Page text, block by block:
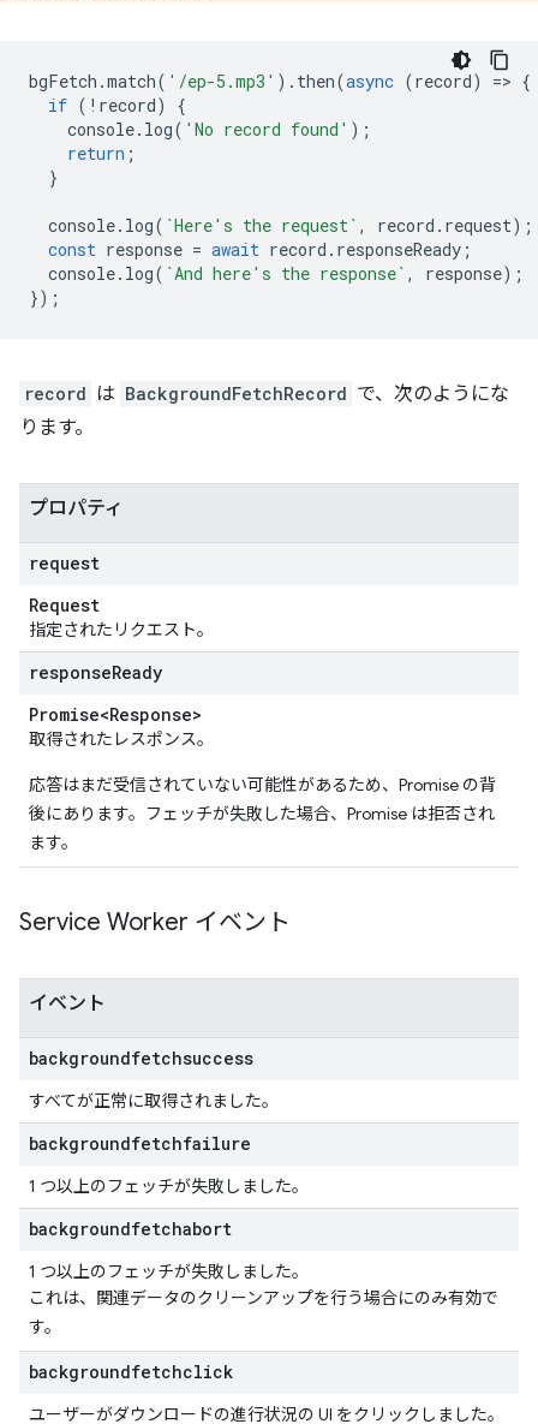
bgFetch .match( '/ep-5.mp3' ). then(async (record) => {
if ( ! record)
{
console. log( 'No record found' );
return ;
}
console. log( `Here's the request` , record . request);
const response = await record . responseReady ;
console. log( `And here's the response` , response);
});
record は BackgroundFetchRecord で、次のようにな
ります。
プロパティ
request
Request
指定されたリクエスト。
responseReady
Promise<Response>
取得されたレスポンス。
応答はまだ受信されていない可能性があるため、Promise の背
後にあります。フェッチが失敗した場合、Promise は拒否され
ます。
Service Worker イベント
イベント
backgroundfetchsuccess
すべてが正常に取得されました。
backgroundfetchfailure
1 つ以上のフェッチが失敗しました。
backgroundfetchabort
1 つ以上のフェッチが失敗しました。
これは、関連データのクリーンアップを行う場合にのみ有効で
す。
backgroundfetchclick
ユーザーがダウンロードの進行状況の UI をクリックしました。